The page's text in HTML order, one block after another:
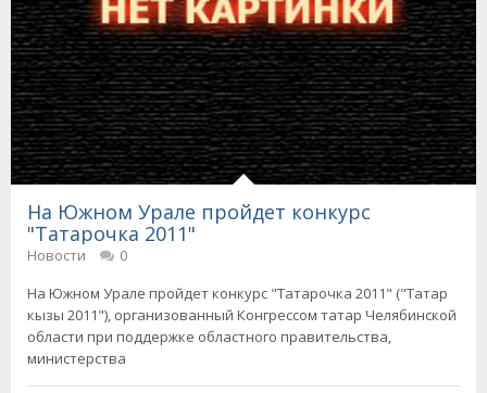
На Южном Урале пройдет конкурс
"Татарочка 2011"
Новости
0
На Южном Урале пройдет конкурс "Татарочка 2011" ("Татар
кызы 2011"), организованный Конгрессом татар Челябинской
области при поддержке областного правительства,
министерства